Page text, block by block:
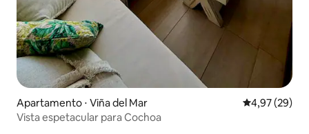
Apartamento ⋅ Viña del Mar 4,97 de uma
4,97 (29)
Vista espetacular para Cochoa